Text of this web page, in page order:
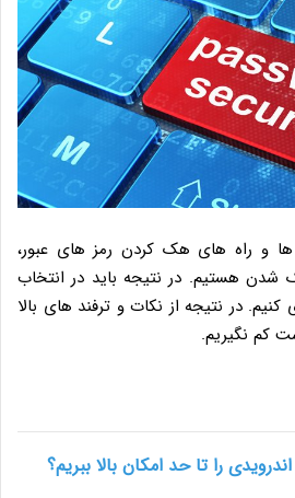
ها و راه های هک کردن رمز های عبور،
هستیم. در نتیجه باید در انتخاب
در نتیجه از نکات و ترفند های بالا
کم نگیریم.
را تا حد امکان بالا ببریم؟